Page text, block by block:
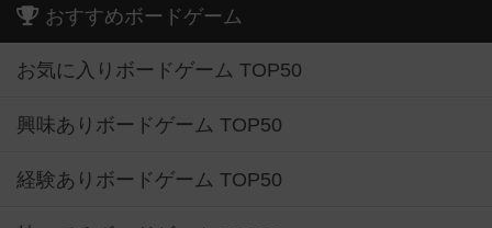
おすすめボードゲーム
お気に入りボードゲーム TOP50
興味ありボードゲーム TOP50
経験ありボードゲーム TOP50